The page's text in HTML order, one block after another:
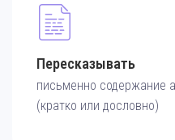
Пересказывать
письменно содержание
(кратко или дословно)